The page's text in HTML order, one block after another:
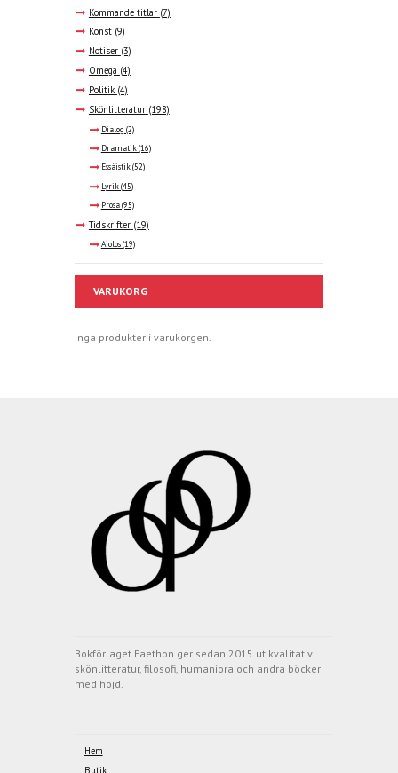
Kommande titlar (7)
Konst (9)
Notiser (3)
Omega (4)
Politik (4)
Skönlitteratur (198)
Dialog (2)
Dramatik(16)
Essäistik(52)
Lyrik(45)
Prosa(95)
Tidskrifter (19)
Aiolos(19)
VARUKORG
Inga produkter i varukorgen.
Bokförlaget Faethon ger sedan 2015 ut kvalitativ
skönlitteratur, filosofi, humaniora och andra böcker
med höjd.
Hem
Butik